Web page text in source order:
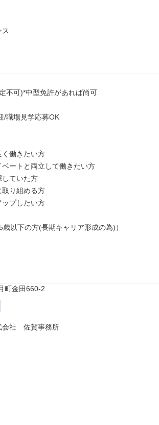
不可)*中型免許があれば尚可
/職場見学応募OK
く働きたい方
ベートと両立して働きたい方
していた方
取り組める方
ップしたい方
以下の方(長期キャリア形成の為)）
町金田660-2
社　佐賀事務所